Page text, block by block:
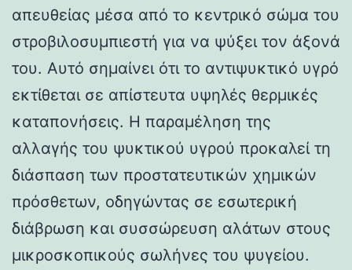
απευθείας μέσα από το κεντρικό σώμα του
στροβιλοσυμπιεστή για να ψύξει τον άξονά
του. Αυτό σημαίνει ότι το αντιψυκτικό υγρό
εκτίθεται σε απίστευτα υψηλές θερμικές
καταπονήσεις. Η παραμέληση της
αλλαγής του ψυκτικού υγρού προκαλεί τη
διάσπαση των προστατευτικών χημικών
πρόσθετων, οδηγώντας σε εσωτερική
διάβρωση και συσσώρευση αλάτων στους
μικροσκοπικούς σωλήνες του ψυγείου.